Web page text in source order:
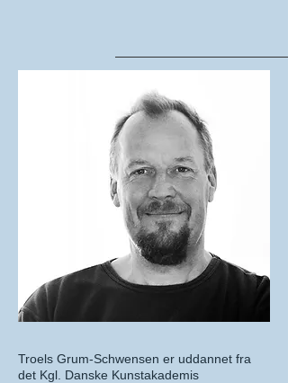
Troels Grum-Schwensen er uddannet fra
det Kgl. Danske Kunstakademis